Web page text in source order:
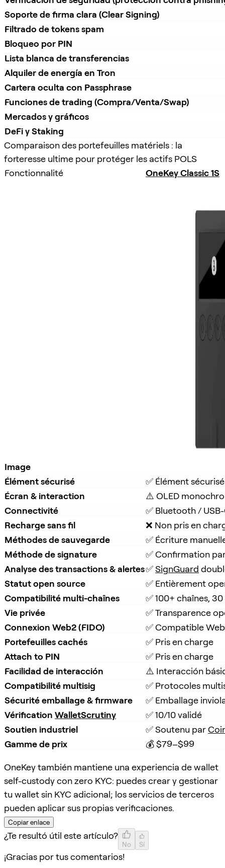
Soporte de firma clara (Clear Signing)
Filtrado de tokens spam
Bloqueo por PIN
Lista blanca de transferencias
Alquiler de energía en Tron
Cartera oculta con Passphrase
Funciones de trading (Compra/Venta/Swap)
Mercados y gráficos
DeFi y Staking
Comparaison des portefeuilles matériels : la
forteresse ultime pour protéger les actifs POLS
Fonctionnalité
OneKey Classic 1S
Image
Élément sécurisé
✅ Élément
Écran & interaction
⚠️ OLED
Connectivité
✅ Bluetooth /
Recharge sans fil
❌ Non pris en
Méthodes de sauvegarde
✅ Écriture
Méthode de signature
✅ Confirmation
Analyse des transactions & alertes✅ SignGuard
Statut open source
✅ Entièrement
Compatibilité multi-chaînes
✅ 100+ chaînes,
Vie privée
✅ Transparence
Connexion Web2 (FIDO)
✅ Compatible
Portefeuilles cachés
✅ Pris en charge
Attach to PIN
✅ Pris en charge
Facilidad de interacción
⚠️ Interacción
Compatibilité multisig
✅ Protocoles
Sécurité emballage & firmware
✅ Emballage
Vérification WalletScrutiny
✅ 10/10 validé
Soutien industriel
✅ Soutenu par
Gamme de prix
💰 $79–$99
OneKey también mantiene una experiencia de wallet
self-custody con zero KYC: puedes crear y gestionar
tu wallet sin KYC adicional; los servicios de terceros
pueden aplicar sus propias verificaciones.
Copiar enlace
¿Te resultó útil este artículo?
No Sí
¡Gracias por tus comentarios!